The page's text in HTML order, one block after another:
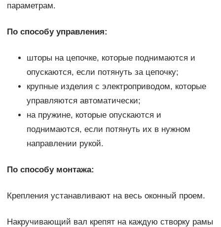
параметрам.
По способу управления:
шторы на цепочке, которые поднимаются и
опускаются, если потянуть за цепочку;
крупные изделия с электроприводом, которые
управляются автоматически;
на пружине, которые опускаются и
поднимаются, если потянуть их в нужном
направлении рукой.
По способу монтажа:
Крепления устанавливают на весь оконный проем.
Накручивающий вал крепят на каждую створку рамы